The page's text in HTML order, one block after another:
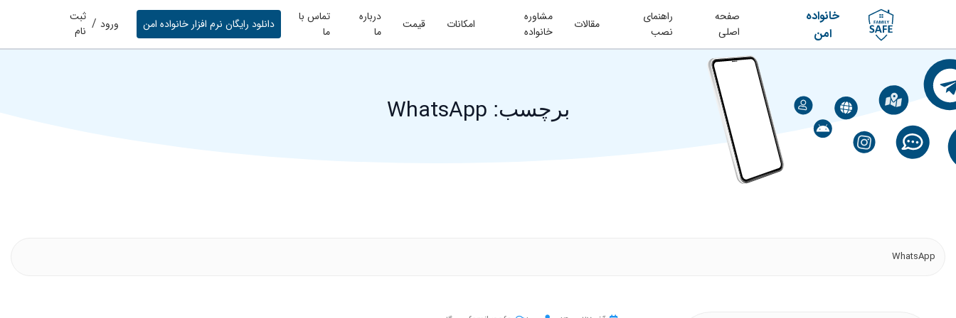
خانواده
امن
صفحه
اصلی
راهنمای
نصب
مقالات
مشاوره
خانواده
امکانات قیمت
درباره
ما
تماس با
ما
دانلود رایگان نرم افزار خانواده امن ورود / ثبت
نام
برچسب: WhatsApp
WhatsApp